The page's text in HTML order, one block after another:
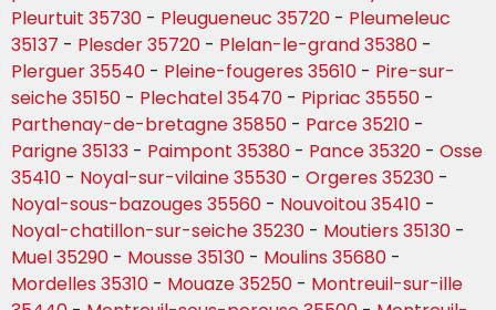
Pleurtuit 35730 - Pleugueneuc 35720 - Pleumeleuc
35137 - Plesder 35720 - Plelan-le-grand 35380 -
Plerguer 35540 - Pleine-fougeres 35610 - Pire-sur-
seiche 35150 - Plechatel 35470 - Pipriac 35550 -
Parthenay-de-bretagne 35850 - Parce 35210 -
Parigne 35133 - Paimpont 35380 - Pance 35320 - Osse
35410 - Noyal-sur-vilaine 35530 - Orgeres 35230 -
Noyal-sous-bazouges 35560 - Nouvoitou 35410 -
Noyal-chatillon-sur-seiche 35230 - Moutiers 35130 -
Muel 35290 - Mousse 35130 - Moulins 35680 -
Mordelles 35310 - Mouaze 35250 - Montreuil-sur-ille